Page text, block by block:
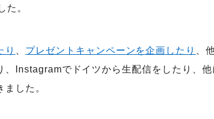
た。
り プレゼントキャンペーンを企画したり
、
Instagramでドイツから生配信をしたり、
した。